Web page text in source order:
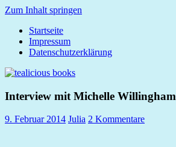
Zum Inhalt springen
tealicious
books
Startseite
Impressum
Datenschutzerklärung
Interview mit Michelle Willingham
9. Februar 2014 Julia 2 Kommentare